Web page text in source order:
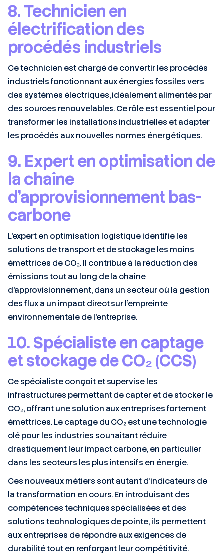
8. Technicien en
électrification des
procédés industriels
Ce technicien est chargé de convertir les procédés
industriels fonctionnant aux énergies fossiles vers
des systèmes électriques, idéalement alimentés par
des sources renouvelables. Ce rôle est essentiel pour
transformer les installations industrielles et adapter
les procédés aux nouvelles normes énergétiques.
9. Expert en optimisation de
la chaîne
d’approvisionnement bas-
carbone
L’expert en optimisation logistique identifie les
solutions de transport et de stockage les moins
émettrices de CO₂. Il contribue à la réduction des
émissions tout au long de la chaîne
d’approvisionnement, dans un secteur où la gestion
des flux a un impact direct sur l’empreinte
environnementale de l’entreprise.
10. Spécialiste en captage
et stockage de CO₂ (CCS)
Ce spécialiste conçoit et supervise les
infrastructures permettant de capter et de stocker le
CO₂, offrant une solution aux entreprises fortement
émettrices. Le captage du CO₂ est une technologie
clé pour les industries souhaitant réduire
drastiquement leur impact carbone, en particulier
dans les secteurs les plus intensifs en énergie.
Ces nouveaux métiers sont autant d’indicateurs de
la transformation en cours. En introduisant des
compétences techniques spécialisées et des
solutions technologiques de pointe, ils permettent
aux entreprises de répondre aux exigences de
durabilité tout en renforçant leur compétitivité.